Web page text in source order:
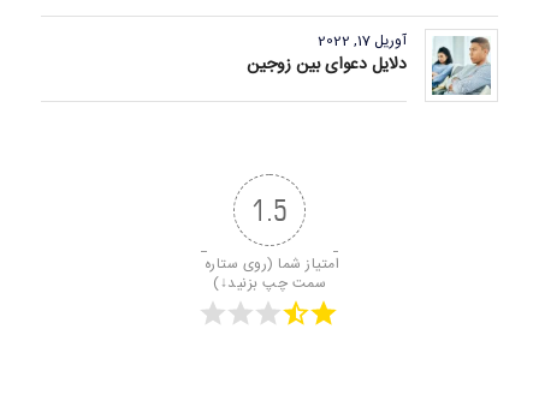
آوریل 17, 2022
دلایل دعوای بین زوجین
1.5
امتیاز شما (روی ستاره
سمت چپ بزنید↓)